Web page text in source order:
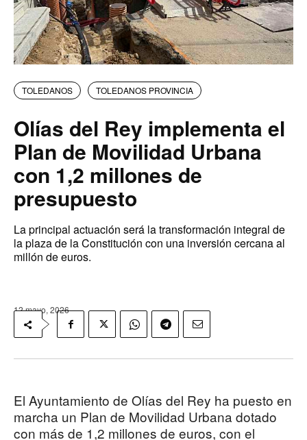
TOLEDANOS TOLEDANOS PROVINCIA
Olías del Rey implementa el
Plan de Movilidad Urbana
con 1,2 millones de
presupuesto
La principal actuación será la transformación integral de
la plaza de la Constitución con una inversión cercana al
millón de euros.
12 mayo, 2026
El Ayuntamiento de Olías del Rey ha puesto en
marcha un Plan de Movilidad Urbana dotado
con más de 1,2 millones de euros, con el